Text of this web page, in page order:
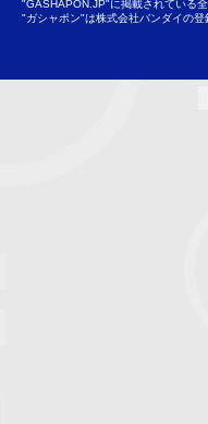
"GASHAPON.JP"に掲載されている
"ガシャポン"は株式会社バンダイの登